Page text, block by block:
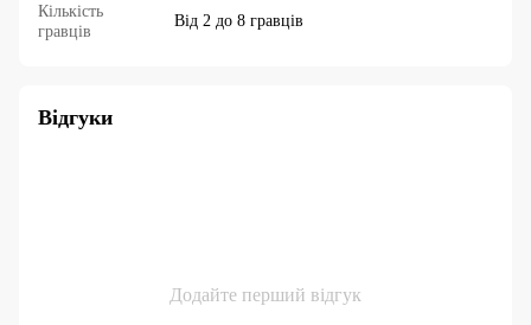
Кількість
гравців
Від 2 до 8 гравців
Відгуки
Додайте перший відгук